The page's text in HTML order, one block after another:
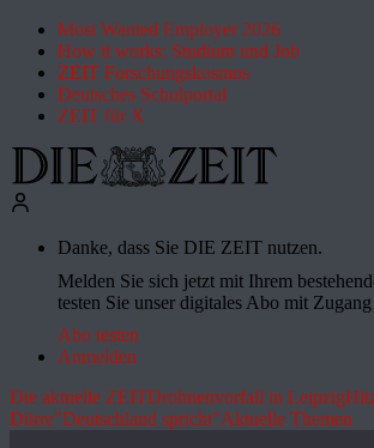
Most Wanted Employer 2026
How it works: Studium und Job
ZEIT Forschungskosmos
Deutsches Schulportal
ZEIT für X
Danke, dass Sie DIE ZEIT nutzen.
Melden Sie sich jetzt mit Ihrem
testen Sie unser digitales Abo mit
Abo testen
Anmelden
Die aktuelle ZEITDrohnenvorfall in Leipzig
Dürre"Deutschland spricht"Aktuelle Themen